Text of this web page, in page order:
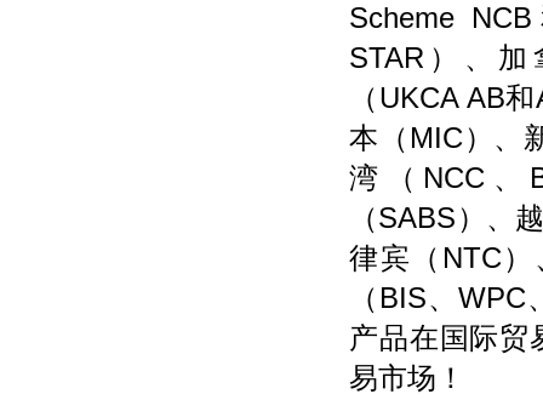
Scheme
STAR）、
（UKCA AB
本（MIC）、
湾（NCC、
（SABS）、
律宾（NTC
（BIS、
产品在国际贸
易市场！